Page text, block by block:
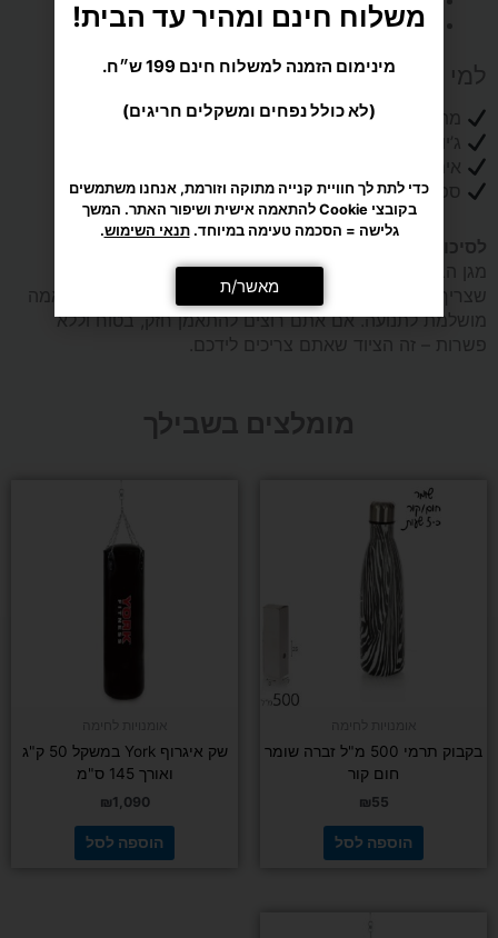
תפרים מחוזקים לעמידות גבוהה
למי זה מתאים?
מתאמני MMA ואמנויות לחימה
ג’יו ג’יטסו והיאבקות
אימוני קרקע ואימונים פונקציונליים
ספורטאים שמחפשים הגנה מקצועית לברכיים
לסיכום:
מגן הברך
Venum Kontact Gel Blackמספק את כל מה
שצריך באימון – הגנה ברמה גבוהה, נוחות מקסימלית והתאמה
מושלמת לתנועה. אם אתם רוצים להתאמן חזק, בטוח וללא
פשרות – זה הציוד שאתם צריכים לידכם.
מומלצים בשבילך
בקבוק תרמי 500 מ"ל זברה שומר
חום קור
₪55
הוספה לסל
שק איגרוף York במשקל 50 ק"ג
ואורך 145 ס"מ
₪1,090
הוספה לסל
בקובצי Cookie להתאמה אישית ושיפור האתר. המשך